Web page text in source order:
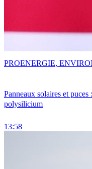
Panneaux solaires et
polysilicium
13:58
PROENERGIE,